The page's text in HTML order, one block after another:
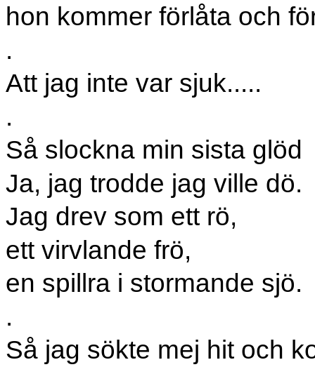
hon kommer förlåta och
.
Att jag inte var sjuk.....
.
Så slockna min sista glöd
Ja, jag trodde jag ville dö.
Jag drev som ett rö,
ett virvlande frö,
en spillra i stormande sjö.
.
Så jag sökte mej hit och